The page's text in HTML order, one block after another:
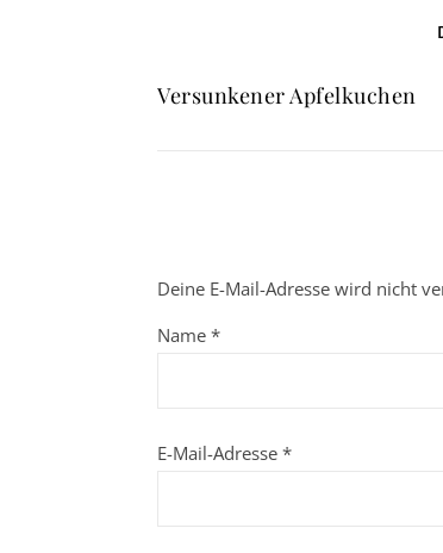
Versunkener Apfelkuchen
Deine E-Mail-Adresse wird nicht
Name *
E-Mail-Adresse *